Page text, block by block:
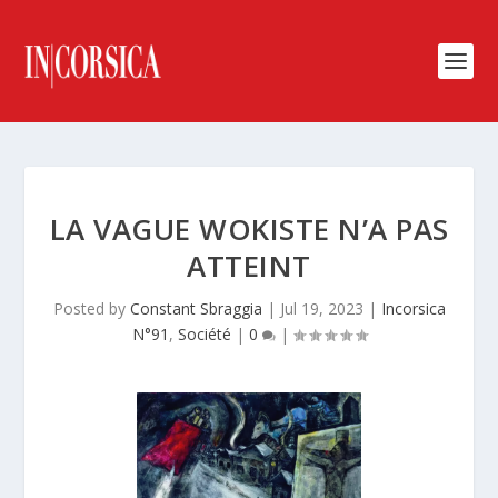
LA VAGUE WOKISTE N’A PAS
ATTEINT
Posted by Constant Sbraggia | Jul 19, 2023 | Incorsica
N°91 , Société | 0 |